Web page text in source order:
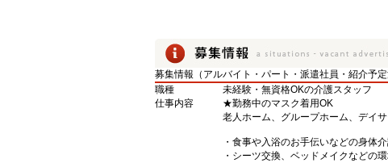
募集情報（アルバイト・パート・派遣社員・紹介予定
職種
未経験・無資格OKの介護スタッフ
仕事内容
★勤務中のマスク着用OK
老人ホーム、グループホーム、デイ
・食事や入浴のお手伝いなどの身体
・シーツ交換、ベッドメイクなどの